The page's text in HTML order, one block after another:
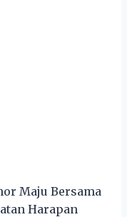
Maju Bersama
Harapan